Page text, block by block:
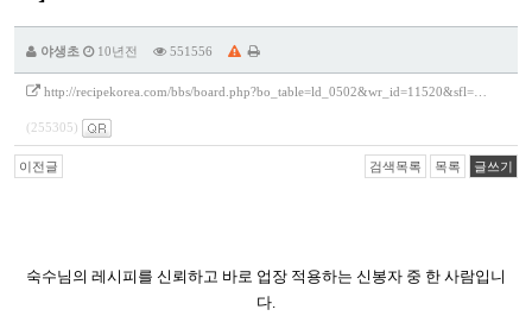
야생초 10년전 551556
http://recipekorea.com/bbs/board.php?bo_table=ld_0502&wr_id=11520&sfl=…
(255305)
이전글 검색목록 목록 글쓰기
숙수님의 레시피를 신뢰하고 바로 업장 적용하는 신봉자 중 한 사람입니
다.